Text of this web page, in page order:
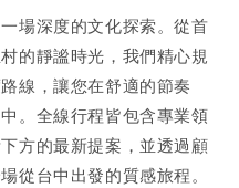
場深度的文化探索。從首
的靜謐時光，我們精心規
線，讓您在舒適的節奏
。全線行程皆包含專業領
方的最新提案，並透過顧
從台中出發的質感旅程。